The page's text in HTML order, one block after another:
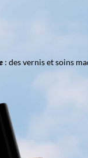
: des vernis et soins